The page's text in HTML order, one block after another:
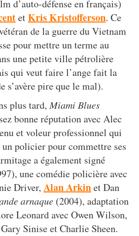
d’auto-défense en français)
etKris Kristofferson. Ce
de la guerre du Vietnam
pour mettre un terme au
une petite ville pétrolière
qui veut faire l’ange fait la
s’avère pire que le mal).
plus tard, Miami Blues
bonne réputation avec Alec
et voleur professionnel qui
policier pour commettre ses
a également signé
une comédie policière avec
Driver, Alan Arkinet Dan
arnaque (2004), adaptation
Leonard avec Owen Wilson,
Sinise et Charlie Sheen.